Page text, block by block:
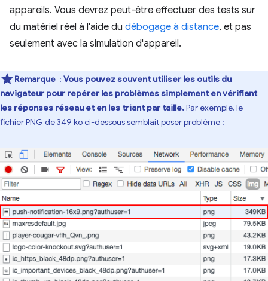
appareils. Vous devrez peut-être effectuer des tests sur
du matériel réel à l'aide du débogage à distance, et pas
seulement avec la simulation d'appareil.
Remarque : Vous pouvez souvent utiliser les outils du
navigateur pour repérer les problèmes simplement en vérifiant
les réponses réseau et en les triant par taille.Par exemple, le
fichier PNG de 349 ko ci-dessous semblait poser problème :